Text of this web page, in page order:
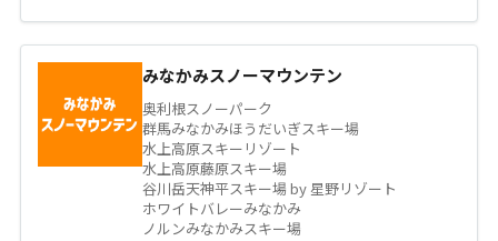
みなかみスノーマウンテン
奥利根スノーパーク
群馬みなかみほうだいぎスキー場
水上高原スキーリゾート
水上高原藤原スキー場
谷川岳天神平スキー場 by 星野リゾート
ホワイトバレーみなかみ
ノルンみなかみスキー場